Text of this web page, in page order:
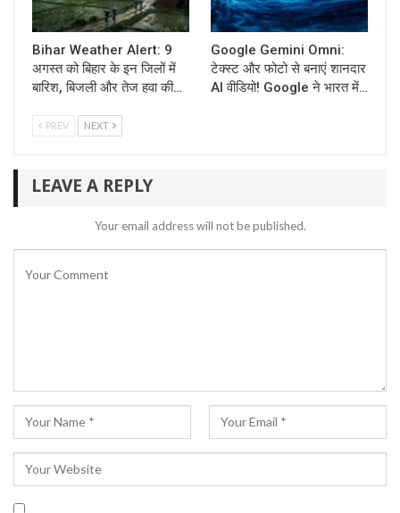
Bihar Weather Alert: 9
अगस्त को बिहार के इन जिलों में
बारिश, बिजली और तेज हवा की…
Google Gemini Omni:
टेक्स्ट और फोटो से बनाएं शानदार
AI वीडियो! Google ने भारत में…
PREV NEXT
LEAVE A REPLY
Your email address will not be published.